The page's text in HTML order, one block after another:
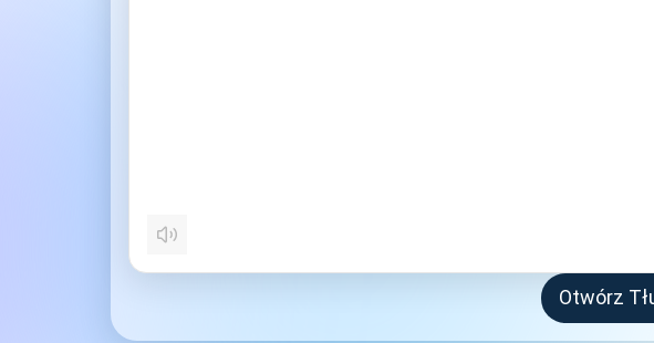
Otwórz